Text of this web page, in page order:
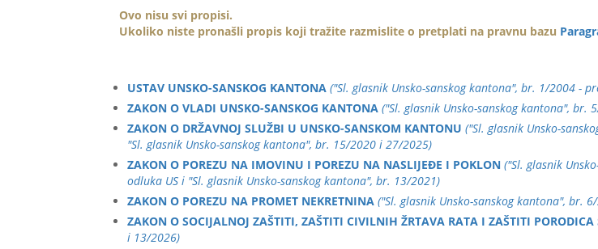
Ovo nisu svi propisi.
Ukoliko niste pronašli propis koji tražite razmislite o pretplati na pravnu bazu
USTAV UNSKO-SANSKOG KANTONA ("Sl. glasnik Unsko-sanskog kantona", br. 1/2004 -
ZAKON O VLADI UNSKO-SANSKOG KANTONA ("Sl. glasnik Unsko-sanskog kantona", br.
ZAKON O DRŽAVNOJ SLUŽBI U UNSKO-SANSKOM KANTONU ("Sl. glasnik Unsko-
"Sl. glasnik Unsko-sanskog kantona", br. 15/2020 i 27/2025)
ZAKON O POREZU NA IMOVINU I POREZU NA NASLIJEĐE I POKLON ("Sl. glasnik
odluka US i "Sl. glasnik Unsko-sanskog kantona", br. 13/2021)
ZAKON O POREZU NA PROMET NEKRETNINA ("Sl. glasnik Unsko-sanskog kantona", br.
ZAKON O SOCIJALNOJ ZAŠTITI, ZAŠTITI CIVILNIH ŽRTAVA RATA I ZAŠTITI PORODICA
i 13/2026)